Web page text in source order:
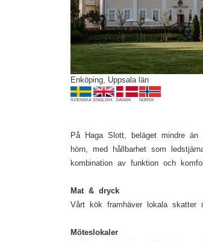
Enköping, Uppsala län
SVENSKA ENGLISH DANSK NORSK
På Haga Slott, beläget mindre
hörn, med hållbarhet som
kombination av funktion och
Mat & dryck
Vårt kök framhäver lokala skatter
Möteslokaler